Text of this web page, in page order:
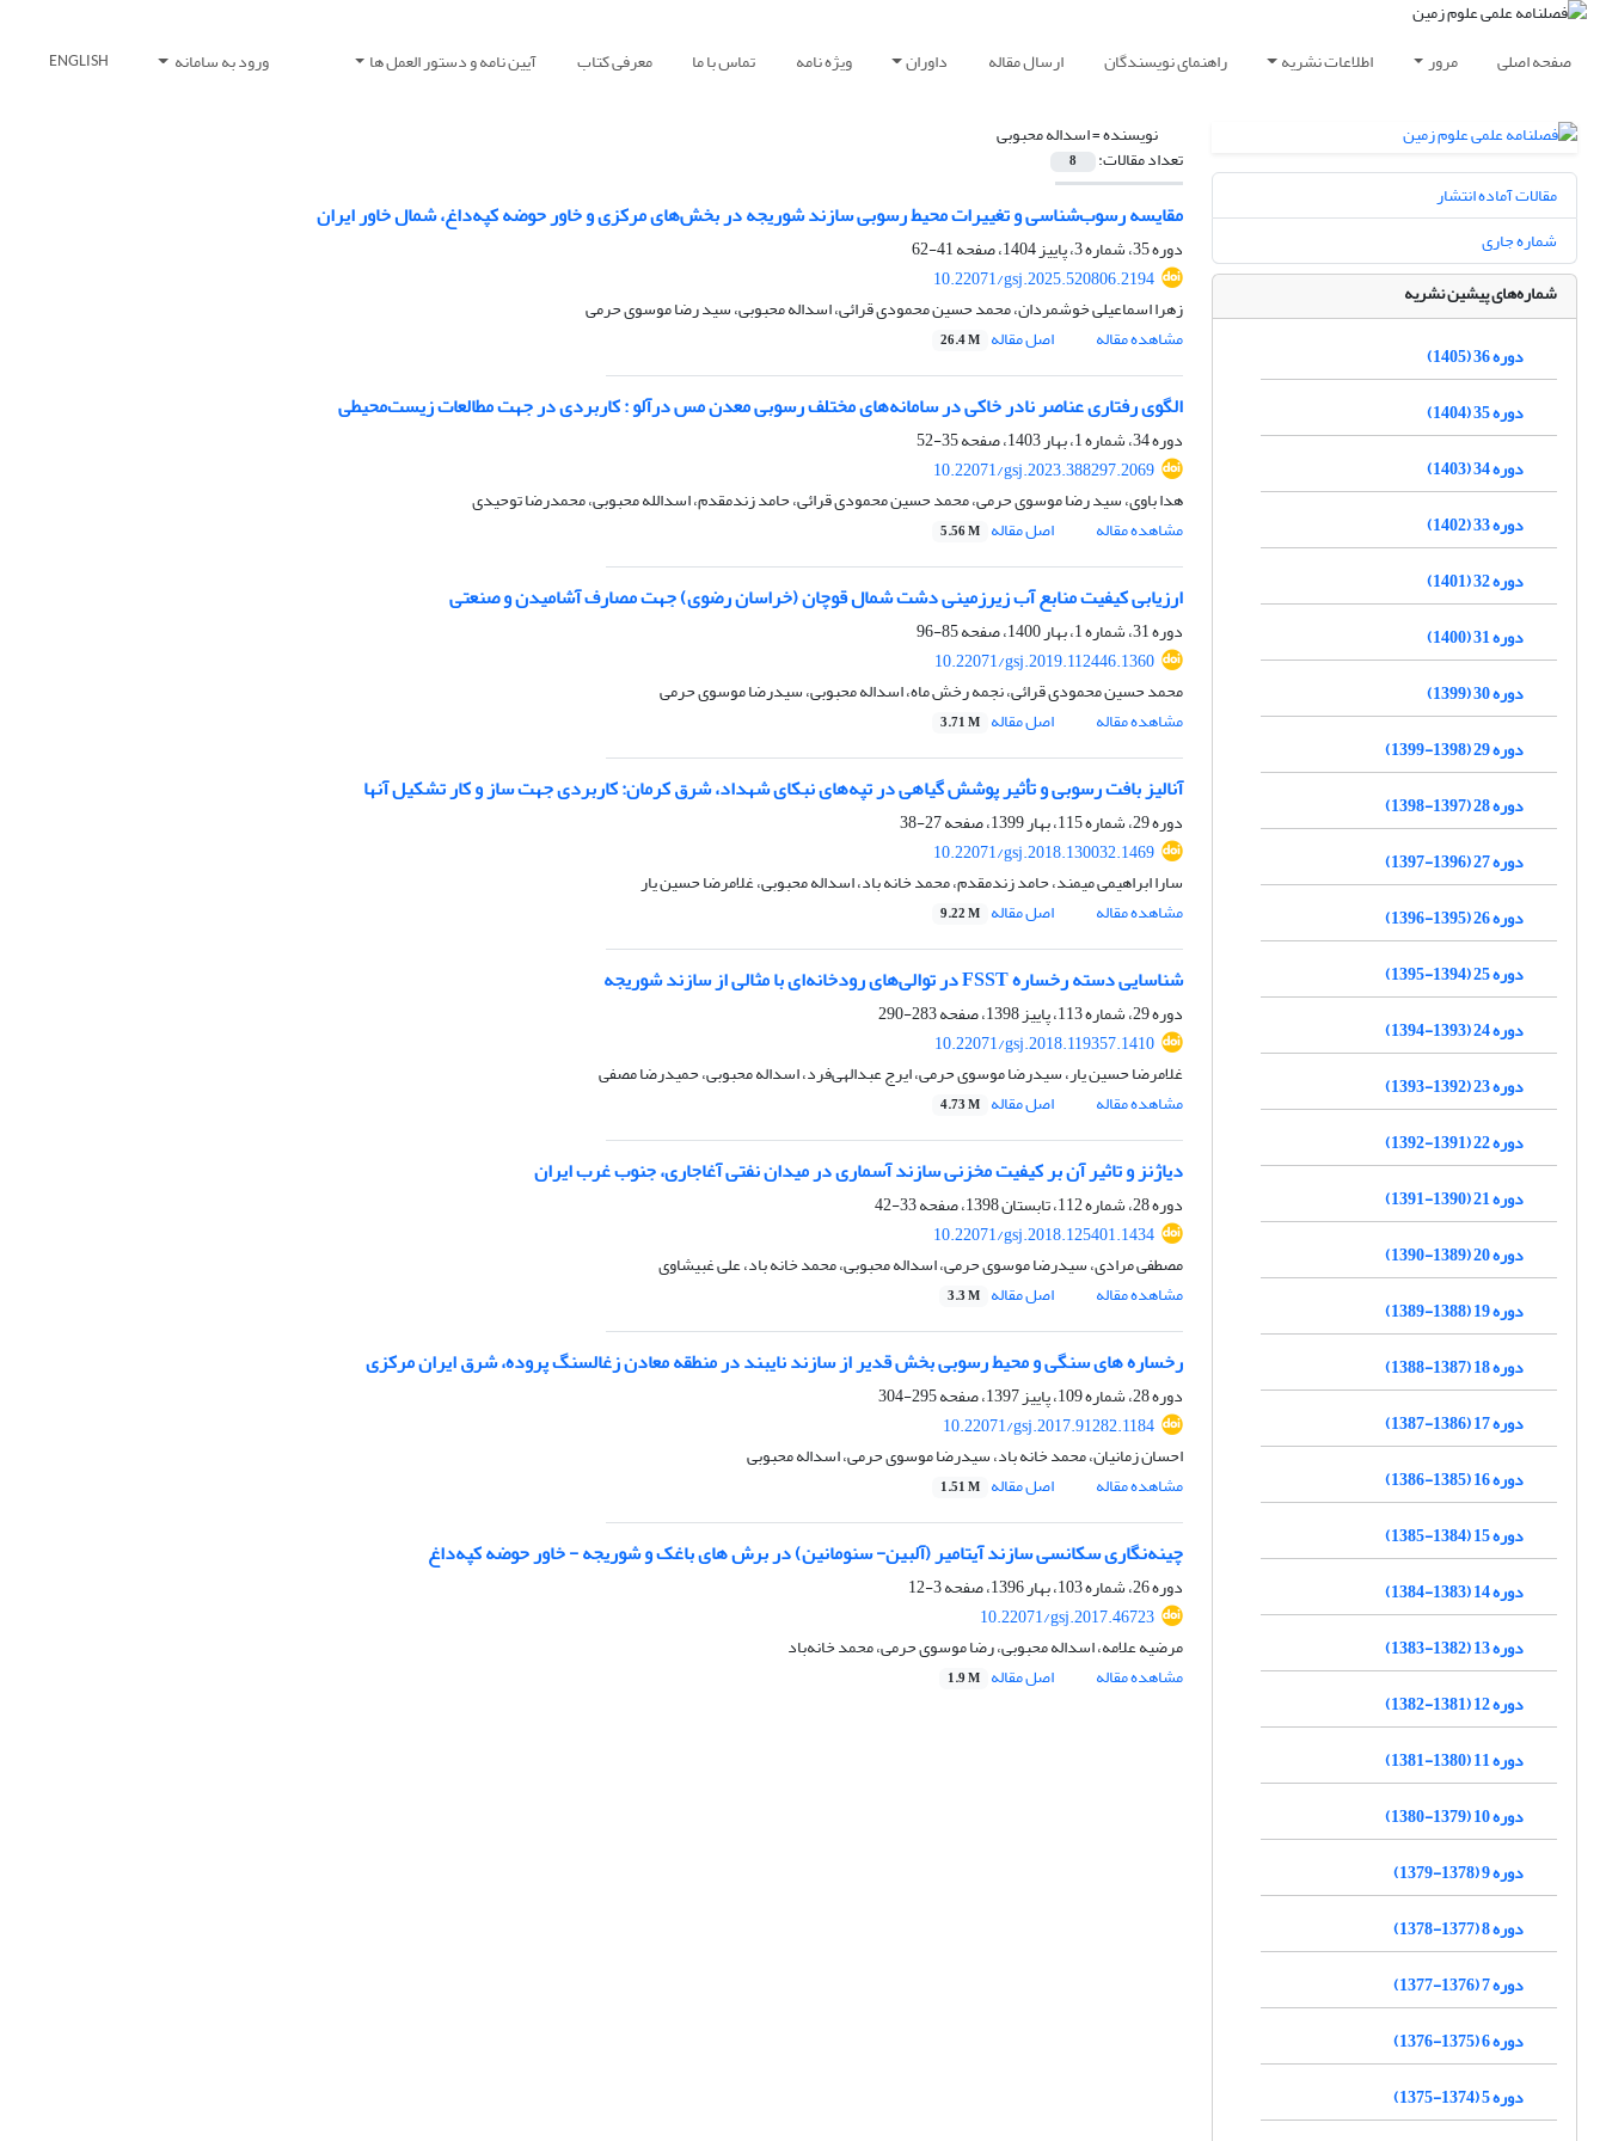
صفحه اصلی مرور اطلاعات نشریه راهنمای نویسندگان ارسال مقاله داوران ویژه نامه تماس با ما معرفی کتاب آیین نامه و دستور العمل ها ورود به سامانه ENGLISH
نویسنده =اسداله محبوبی
تعداد مقالات: 8
مقایسه رسوب‌شناسی و تغییرات محیط رسوبی سازند شوریجه در بخش‌های مرکزی و خاور حوضه کپه‌داغ، شمال خاور ایران
دوره 35، شماره 3، پاییز 1404، صفحه
41-62
10.22071/gsj.2025.520806.2194
زهرا اسماعیلی خوشمردان، محمد حسین محمودی قرائی، اسداله محبوبی، سید رضا موسوی حرمی
مشاهده مقاله
اصل مقاله 26.4 M
الگوی رفتاری عناصر نادر خاکی در سامانه‌های مختلف رسوبی معدن مس درآلو : کاربردی در جهت مطالعات زیست‌محیطی
دوره 34، شماره 1، بهار 1403، صفحه
35-52
10.22071/gsj.2023.388297.2069
هدا باوی، سید رضا موسوی حرمی، محمد حسین محمودی قرائی، حامد زندمقدم، اسدالله محبوبی، محمدرضا توحیدی
مشاهده مقاله
اصل مقاله 5.56 M
ارزیابی کیفیت منابع آب زیرزمینی دشت شمال قوچان (خراسان رضوی) جهت مصارف آشامیدن و صنعتی
دوره 31، شماره 1، بهار 1400، صفحه
85-96
10.22071/gsj.2019.112446.1360
محمد حسین محمودی قرائی، نجمه رخش ماه، اسداله محبوبی، سیدرضا موسوی حرمی
مشاهده مقاله
اصل مقاله 3.71 M
آنالیز بافت رسوبی و تأثیر پوشش گیاهی در تپه‌های نبکای شهداد، شرق کرمان: کاربردی جهت ساز و کار تشکیل آنها
دوره 29، شماره 115، بهار 1399، صفحه
27-38
10.22071/gsj.2018.130032.1469
سارا ابراهیمی میمند، حامد زندمقدم، محمد خانه باد، اسداله محبوبی، غلامرضا حسین یار
مشاهده مقاله
اصل مقاله 9.22 M
شناسایی دسته رخساره FSST در توالی‌های رودخانه‌ای با مثالی از سازند شوریجه
دوره 29، شماره 113، پاییز 1398، صفحه
283-290
10.22071/gsj.2018.119357.1410
غلامرضا حسین یار، سیدرضا موسوی حرمی، ایرج عبدالهی‌فرد، اسداله محبوبی، حمیدرضا مصفی
مشاهده مقاله
اصل مقاله 4.73 M
دیاژنز و تاثیر آن بر کیفیت مخزنی سازند آسماری در میدان نفتی آغاجاری، جنوب غرب ایران
دوره 28، شماره 112، تابستان 1398، صفحه
33-42
10.22071/gsj.2018.125401.1434
مصطفی مرادی، سیدرضا موسوی حرمی، اسداله محبوبی، محمد خانه باد، علی غبیشاوی
مشاهده مقاله
اصل مقاله 3.3 M
رخساره های سنگی و محیط رسوبی بخش قدیر از سازند نایبند در منطقه معادن زغالسنگ پروده، شرق ایران مرکزی
دوره 28، شماره 109، پاییز 1397، صفحه
295-304
10.22071/gsj.2017.91282.1184
احسان زمانیان، محمد خانه باد، سیدرضا موسوی حرمی، اسداله محبوبی
مشاهده مقاله
اصل مقاله 1.51 M
چینه‌نگاری سکانسی سازند آیتامیر (آلبین- سنومانین) در برش های باغک و شوریجه - خاور حوضه کپه‌داغ
دوره 26، شماره 103، بهار 1396، صفحه
3-12
10.22071/gsj.2017.46723
مرضیه علامه، اسداله محبوبی، رضا موسوی حرمی، محمد خانه‌باد
مشاهده مقاله
اصل مقاله 1.9 M
مقالات آماده انتشار
شماره جاری
شماره‌های پیشین نشریه
دوره 36 (1405)
دوره 35 (1404)
دوره 34 (1403)
دوره 33 (1402)
دوره 32 (1401)
دوره 31 (1400)
دوره 30 (1399)
دوره 29 (1398-1399)
دوره 28 (1397-1398)
دوره 27 (1396-1397)
دوره 26 (1395-1396)
دوره 25 (1394-1395)
دوره 24 (1393-1394)
دوره 23 (1392-1393)
دوره 22 (1391-1392)
دوره 21 (1390-1391)
دوره 20 (1389-1390)
دوره 19 (1388-1389)
دوره 18 (1387-1388)
دوره 17 (1386-1387)
دوره 16 (1385-1386)
دوره 15 (1384-1385)
دوره 14 (1383-1384)
دوره 13 (1382-1383)
دوره 12 (1381-1382)
دوره 11 (1380-1381)
دوره 10 (1379-1380)
دوره 9 (1378-1379)
دوره 8 (1377-1378)
دوره 7 (1376-1377)
دوره 6 (1375-1376)
دوره 5 (1374-1375)